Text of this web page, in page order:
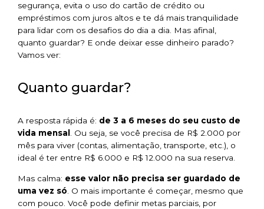
segurança, evita o uso do cartão de crédito ou
empréstimos com juros altos e te dá mais tranquilidade
para lidar com os desafios do dia a dia. Mas afinal,
quanto guardar? E onde deixar esse dinheiro parado?
Vamos ver:
Quanto guardar?
A resposta rápida é: de 3 a 6 meses do seu custo de
vida mensal
. Ou seja, se você precisa de R$ 2.000 por
mês para viver (contas, alimentação, transporte, etc.), o
ideal é ter entre R$ 6.000 e R$ 12.000 na sua reserva.
Mas calma: esse valor não precisa ser guardado de
uma vez só. O mais importante é começar, mesmo que
com pouco. Você pode definir metas parciais, por